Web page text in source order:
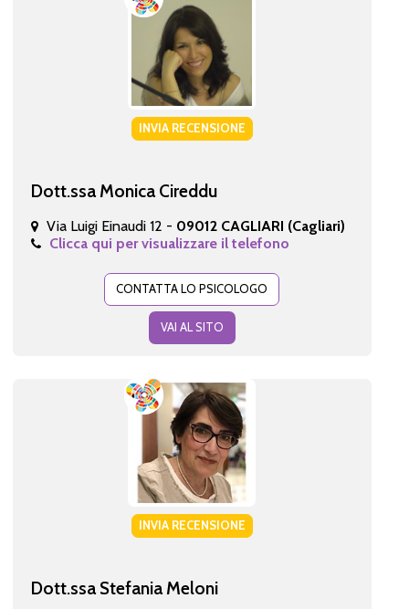
INVIA RECENSIONE
Dott.ssa Monica Cireddu
Via Luigi Einaudi 12 - 09012 CAGLIARI (Cagliari)
Clicca qui per visualizzare il telefono
CONTATTA LO PSICOLOGO
VAI AL SITO
INVIA RECENSIONE
Dott.ssa Stefania Meloni